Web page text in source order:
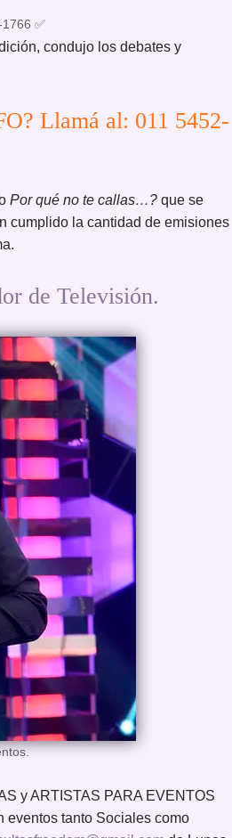
✅
condujo los debates y
Llamá al: 011 5452-
Por qué no te callas…? que se
cumplido la cantidad de emisiones
de Televisión.
y ARTISTAS PARA EVENTOS
eventos tanto Sociales como